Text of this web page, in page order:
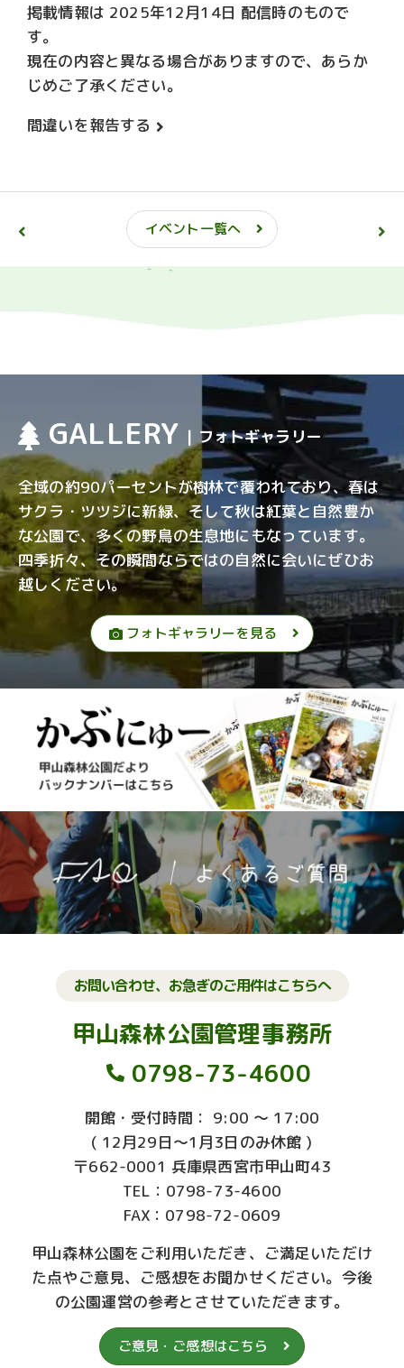
掲載情報は 2025年12月14日 配信時のもので
す。
現在の内容と異なる場合がありますので、あらか
じめご了承ください。
間違いを報告する
イベント一覧へ
GALLERY | フォトギャラリー
全域の約90パーセントが樹林で覆われており、春は
サクラ・ツツジに新緑、そして秋は紅葉と自然豊か
な公園で、多くの野鳥の生息地にもなっています。
四季折々、その瞬間ならではの自然に会いにぜひお
越しください。
フォトギャラリーを見る
お問い合わせ、お急ぎのご用件はこちらへ
甲山森林公園管理事務所
0798-73-4600
開館・受付時間： 9:00 ～ 17:00
( 12月29日～1月3日のみ休館 )
〒662-0001 兵庫県西宮市甲山町43
TEL：0798-73-4600
FAX：0798-72-0609
甲山森林公園をご利用いただき、ご満足いただけ
た点やご意見、ご感想をお聞かせください。今後
の公園運営の参考とさせていただきます。
ご意見・ご感想はこちら